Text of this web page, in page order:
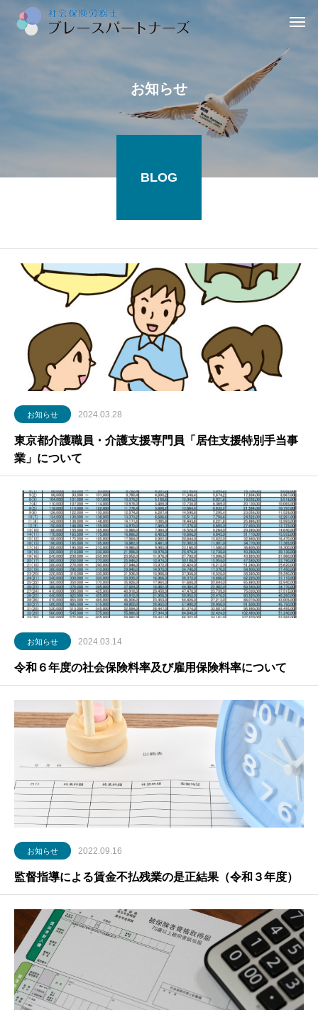
お知らせ
BLOG
お知らせ 2024.03.28
東京都介護職員・介護支援専門員「居住支援特別手当事
業」について
お知らせ 2024.03.14
令和６年度の社会保険料率及び雇用保険料率について
お知らせ 2022.09.16
監督指導による賃金不払残業の是正結果（令和３年度）